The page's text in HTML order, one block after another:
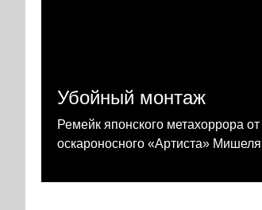
Убойный монтаж
Ремейк японского метахоррора
оскароносного «Артиста»